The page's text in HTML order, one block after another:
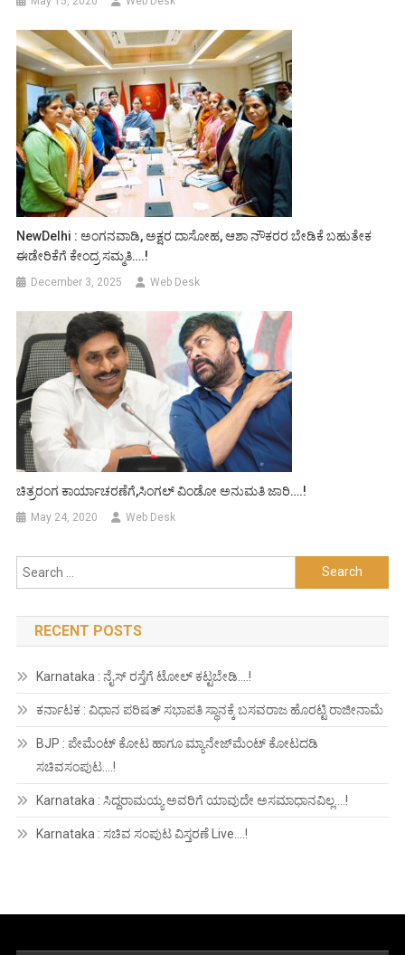
NewDelhi : ಅಂಗನವಾಡಿ, ಅಕ್ಷರ ದಾಸೋಹ, ಆಶಾ ನೌಕರರ ಬೇಡಿಕೆ ಬಹುತೇಕ
ಈಡೇರಿಕೆಗೆ ಕೇಂದ್ರ ಸಮ್ಮತಿ….!
December 3, 2025 Web Desk
ಚಿತ್ರರಂಗ ಕಾರ್ಯಾಚರಣೆಗೆ,ಸಿಂಗಲ್ ವಿಂಡೋ ಅನುಮತಿ ಜಾರಿ….!
May 24, 2020 Web Desk
Search
for:
RECENT POSTS
Karnataka : ನೈಸ್ ರಸ್ತೆಗೆ ಟೋಲ್ ಕಟ್ಟಬೇಡಿ….!
ಕರ್ನಾಟಕ : ವಿಧಾನ ಪರಿಷತ್ ಸಭಾಪತಿ ಸ್ಥಾನಕ್ಕೆ ಬಸವರಾಜ ಹೊರಟ್ಟಿ ರಾಜೀನಾಮೆ
BJP : ಪೇಮೆಂಟ್ ಕೋಟ ಹಾಗೂ ಮ್ಯಾನೇಜ್‍ಮೆಂಟ್ ಕೋಟದಡಿ
ಸಚಿವಸಂಪುಟ….!
Karnataka : ಸಿದ್ದರಾಮಯ್ಯ ಅವರಿಗೆ ಯಾವುದೇ ಅಸಮಾಧಾನವಿಲ್ಲ….!
Karnataka : ಸಚಿವ ಸಂಪುಟ ವಿಸ್ತರಣೆ Live….!